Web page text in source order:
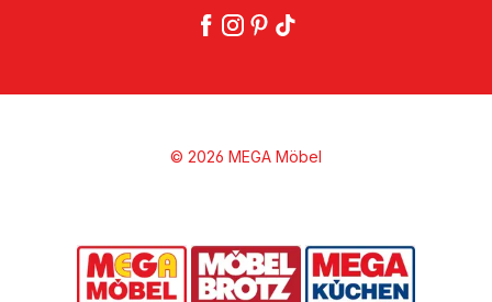
© 2026 MEGA Möbel